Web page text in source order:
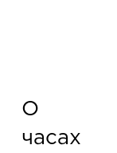
О
часах